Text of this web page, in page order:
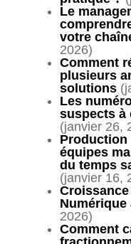
Le
votre
2026)
Comment
plusieurs
solutions
Les
suspects à
(janvier 26,
Production
équipes
du temps
(janvier 16,
Numérique
2026)
Comment